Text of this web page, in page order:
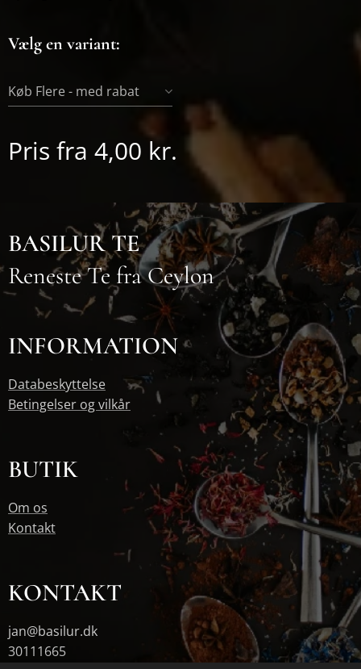
Vælg en variant:
Køb Flere - med rabat
Pris fra 4,00 kr.
BASILUR TE
Reneste Te fra Ceylon
INFORMATION
Databeskyttelse
Betingelser og vilkår
BUTIK
Om os
Kontakt
KONTAKT
jan@basilur.dk
30111665